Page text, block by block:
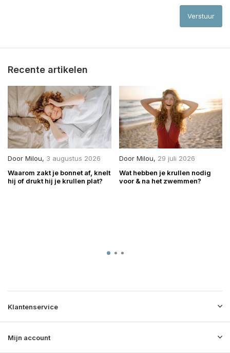
Verstuur
Recente artikelen
Door Milou, 3 augustus 2026
Waarom zakt je bonnet af, knelt
hij of drukt hij je krullen plat?
Door Milou, 29 juli 2026
Wat hebben je krullen nodig
voor & na het zwemmen?
Klantenservice
Mijn account